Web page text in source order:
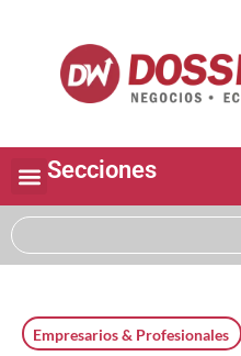
Secciones
Empresarios & Profesionales